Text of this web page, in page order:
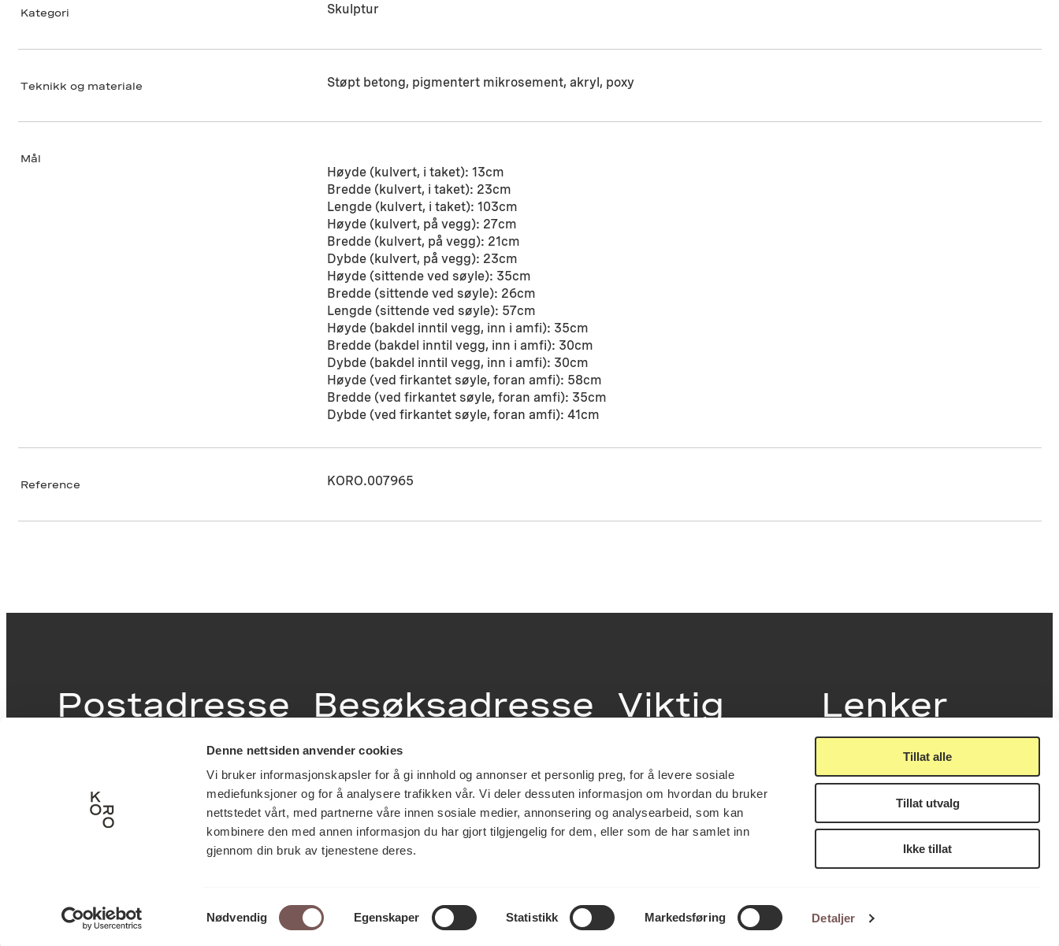
Denne nettsiden anvender cookies
Vi bruker informasjonskapsler for å gi innhold og annonser et personlig preg, for å levere sosiale
mediefunksjoner og for å analysere trafikken vår. Vi deler dessuten informasjon om hvordan du bruker
nettstedet vårt, med partnerne våre innen sosiale medier, annonsering og analysearbeid, som kan
kombinere den med annen informasjon du har gjort tilgjengelig for dem, eller som de har samlet inn
gjennom din bruk av tjenestene deres.
Samtykkevalg
Nødvendig Egenskaper Statistikk Markedsføring Detaljer
Tillat alle
Tillat utvalg
Ikke tillat
Kategori Skulptur
Teknikk og materiale Støpt betong, pigmentert mikrosement, akryl, poxy
Mål
Høyde (kulvert, i taket): 13cm
Bredde (kulvert, i taket): 23cm
Lengde (kulvert, i taket): 103cm
Høyde (kulvert, på vegg): 27cm
Bredde (kulvert, på vegg): 21cm
Dybde (kulvert, på vegg): 23cm
Høyde (sittende ved søyle): 35cm
Bredde (sittende ved søyle): 26cm
Lengde (sittende ved søyle): 57cm
Høyde (bakdel inntil vegg, inn i amfi): 35cm
Bredde (bakdel inntil vegg, inn i amfi): 30cm
Dybde (bakdel inntil vegg, inn i amfi): 30cm
Høyde (ved firkantet søyle, foran amfi): 58cm
Bredde (ved firkantet søyle, foran amfi): 35cm
Dybde (ved firkantet søyle, foran amfi): 41cm
Reference KORO.007965
Postadresse
0130 Oslo
Besøksadresse
inngang Løkkeveien,
0251 Oslo
Viktig
Utbetaling og fakturering
Personvernerklæring
Lenker
Nyhetsbrev
Offentlig postjournal
Oppdragsportalen
Tilgjengelighetserklæring